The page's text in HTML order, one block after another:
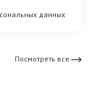
данных
Посмотреть все